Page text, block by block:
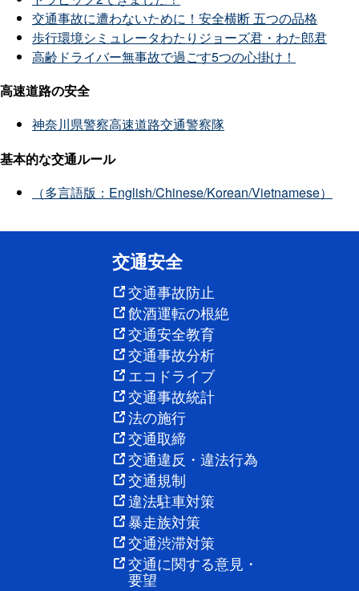
交通事故に遭わないために！安全横断 五つの品格
歩行環境シミュレータわたりジョーズ君・わた郎君
高齢ドライバー無事故で過ごす5つの心掛け！
高速道路の安全
神奈川県警察高速道路交通警察隊
基本的な交通ルール
（多言語版：English/Chinese/Korean/Vietnamese）
交通安全
交通事故防止
飲酒運転の根絶
交通安全教育
交通事故分析
エコドライブ
交通事故統計
法の施行
交通取締
交通違反・違法行為
交通規制
違法駐車対策
暴走族対策
交通渋滞対策
交通に関する意見・
要望